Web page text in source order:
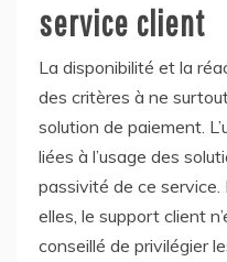
service client
La disponibilité et la
des critères à ne
solution de paiement.
liées à l’usage des
passivité de ce service.
elles, le support client
conseillé de privilégier